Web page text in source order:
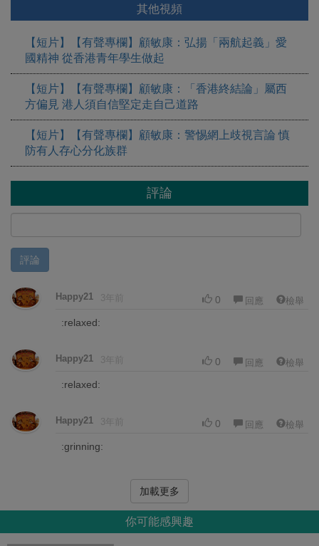
其他視頻
【短片】【有聲專欄】顧敏康：弘揚「兩航起義」愛
國精神 從香港青年學生做起
【短片】【有聲專欄】顧敏康：「香港終結論」屬西
方偏見 港人須自信堅定走自己道路
【短片】【有聲專欄】顧敏康：警惕網上歧視言論 慎
防有人存心分化族群
評論
評論
Happy21 3年前 0 回應 檢舉
:relaxed:️
Happy21 3年前 0 回應 檢舉
:relaxed:️
Happy21 3年前 0 回應 檢舉
:grinning:
加載更多
你可能感興趣